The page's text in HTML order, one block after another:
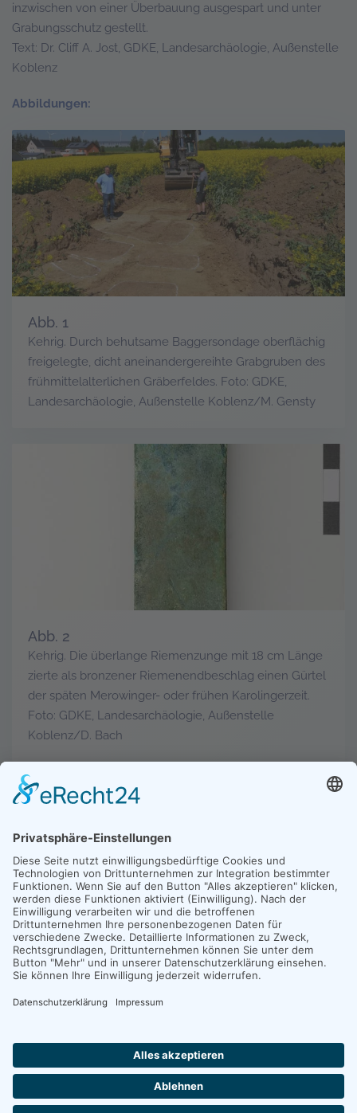
inzwischen von einer Überbauung ausgespart und unter
Grabungsschutz gestellt.
Text: Dr. Cliff A. Jost, GDKE, Landesarchäologie, Außenstelle
Koblenz
Abbildungen:
Abb. 1
Kehrig. Durch behutsame Baggersondage oberflächig
freigelegte, dicht aneinandergereihte Grabgruben des
frühmittelalterlichen Gräberfeldes. Foto: GDKE,
Landesarchäologie, Außenstelle Koblenz/M. Gensty
Abb. 2
Kehrig. Die überlange Riemenzunge mit 18 cm Länge
zierte als bronzener Riemenendbeschlag einen Gürtel
der späten Merowinger- oder frühen Karolingerzeit.
Foto: GDKE, Landesarchäologie, Außenstelle
Koblenz/D. Bach
ZURÜCK
Copyright © Gesellschaft für Archäologie an Mittelrhein und Mosel e.V.
- Alle Rechte vorbehalten
START KONTAKTFORMULAR IMPRESSUM